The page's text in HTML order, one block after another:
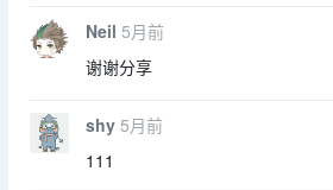
Neil 5月前
谢谢分享
shy 5月前
111